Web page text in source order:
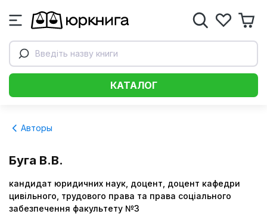
Введіть назву книги
КАТАЛОГ
Авторы
Буга В.В.
кандидат юридичних наук, доцент, доцент кафедри
цивільного, трудового права та права соціального
забезпечення факультету №3